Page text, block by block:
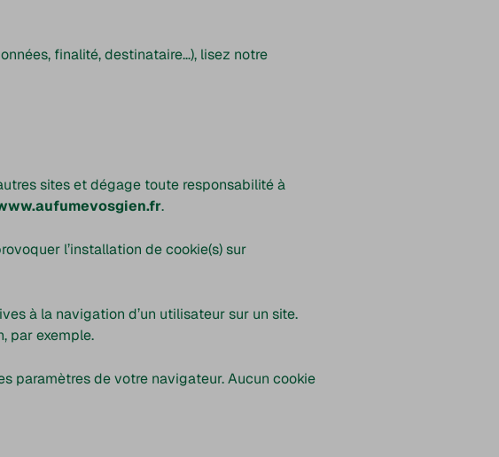
finalité, destinataire…), lisez notre
sites et dégage toute responsabilité à
.
l’installation de cookie(s) sur
à la navigation d’un utilisateur sur un site.
par exemple.
paramètres de votre navigateur. Aucun cookie